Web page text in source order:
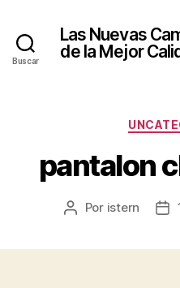
Buscar
Las Nuevas
de la Mejor
pantalon
Autor
Por istern